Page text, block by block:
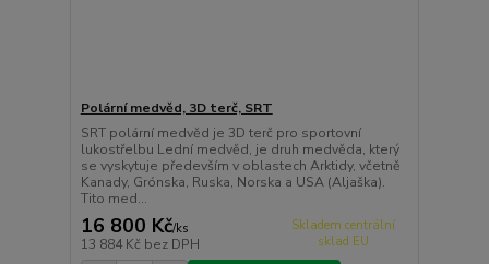
Polární medvěd, 3D terč, SRT
SRT polární medvěd je 3D terč pro sportovní
lukostřelbu Lední medvěd, je druh medvěda, který
se vyskytuje především v oblastech Arktidy, včetně
Kanady, Grónska, Ruska, Norska a USA (Aljaška).
Tito med...
16 800 Kč/ks
13 884 Kč bez DPH
Skladem centrální
sklad EU